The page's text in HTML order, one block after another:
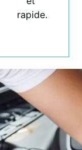
rapide.